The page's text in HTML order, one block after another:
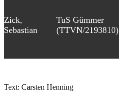
Zick,
Sebastian
TuS Gümmer
(TTVN/2193810)
Text: Carsten Henning